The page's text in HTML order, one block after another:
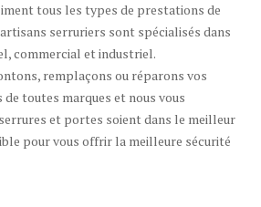
tous les types de prestations de
serruriers sont spécialisés dans
commercial et industriel.
remplaçons ou réparons vos
toutes marques et nous vous
et portes soient dans le meilleur
pour vous offrir la meilleure sécurité